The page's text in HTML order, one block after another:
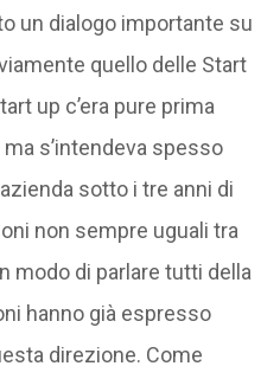
un dialogo importante su
quello delle Start
up c’era pure prima
s’intendeva spesso
sotto i tre anni di
non sempre uguali tra
modo di parlare tutti della
hanno già espresso
direzione. Come